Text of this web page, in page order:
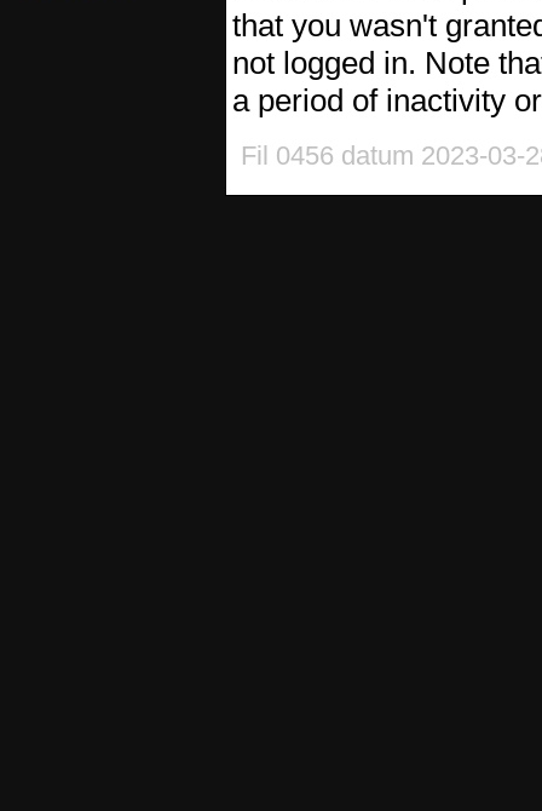
that you wasn't
not logged in. Note
a period of inactivity
Fil 0456 datum 2023-03-